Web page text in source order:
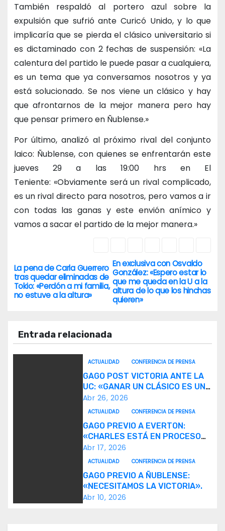
También respaldó al portero azul sobre la
expulsión que sufrió ante Curicó Unido, y lo que
implicaría que se pierda el clásico universitario si
es dictaminado con 2 fechas de suspensión: «La
calentura del partido le puede pasar a cualquiera,
es un tema que ya conversamos nosotros y ya
está solucionado. Se nos viene un clásico y hay
que afrontarnos de la mejor manera pero hay
que pensar primero en Ñublense.»
Por último, analizó al próximo rival del conjunto
laico: Ñublense, con quienes se enfrentarán este
jueves 29 a las 19:00 hrs en El
Teniente: «Obviamente será un rival complicado,
es un rival directo para nosotros, pero vamos a ir
con todas las ganas y este envión anímico y
vamos a sacar el partido de la mejor manera.»
N
a
e
g
e
En exclusiva con Osvaldo
González: «Espero estar lo
que me queda en la U a la
altura de lo que los hinchas
quieren»
La pena de Carla Guerrero
tras quedar eliminadas de
Tokio: «Perdón a mi familia,
no estuve a la altura»
Entrada relacionada
ACTUALIDAD CONFERENCIA DE PRENSA
GAGO POST VICTORIA ANTE LA
UC: «GANAR UN CLÁSICO ES UNA
ALEGRÍA».
Abr 26, 2026
ACTUALIDAD CONFERENCIA DE PRENSA
GAGO PREVIO A EVERTON:
«CHARLES ESTÁ EN PROCESO
DE RECUPERACIÓN».
Abr 17, 2026
ACTUALIDAD CONFERENCIA DE PRENSA
GAGO PREVIO A ÑUBLENSE:
«NECESITAMOS LA VICTORIA».
Abr 10, 2026